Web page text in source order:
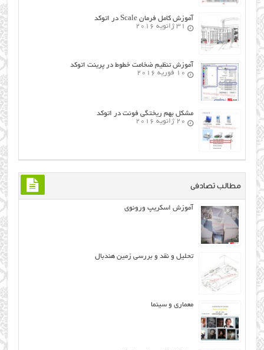
آموزش کامل فرمان Scale در اتوکد
31 ژانویه 2016
آموزش تنظیم ضخامت خطوط در پرینت اتوکد
10 فوریه 2016
مشکل بهم ریختگی فونت در اتوکد
20 ژانویه 2016
مطالب تصادفی
آموزش اسکریپ ورونوی
تحلیل و نقد و بررسی زمین هندبال
معماری و سینما